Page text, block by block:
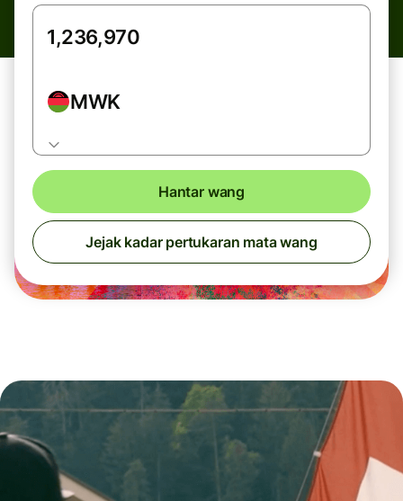
MWK
Hantar wang
Jejak kadar pertukaran mata wang